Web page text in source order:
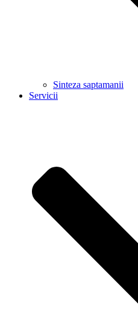
Sinteza saptamanii
Servicii